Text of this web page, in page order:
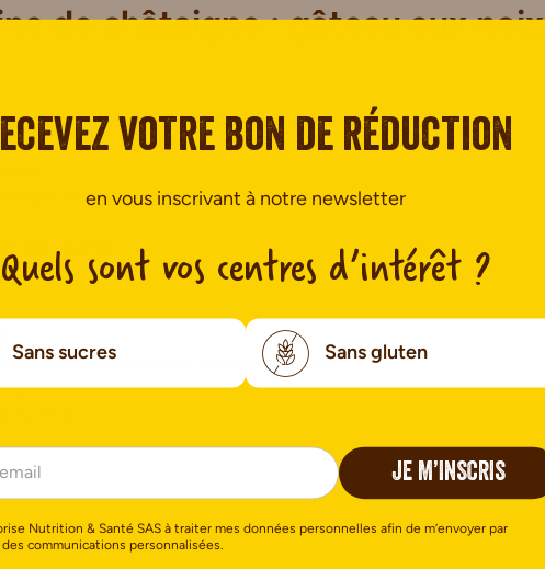
de châtaigne : gâteau aux noix
confiture de châtaigne sans gluten
chimique sans gluten
décoration
la confiture et la levure chimique.
votre bon de réduction
en vous inscrivant à notre newsletter
Quels sont vos centres d’intérêt ?
Sans sucres Sans gluten
JE M’INSCRIS
Nutrition & Santé SAS à traiter mes données personnelles afin de m’envoyer par
communications personnalisées.